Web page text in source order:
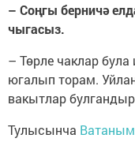
– Соңгы берничә
чыгасыз.
– Төрле чаклар
югалып торам.
вакытлар
Тулысынча Ватаным